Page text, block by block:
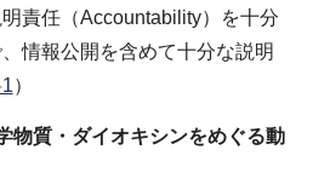
明責任（Accountability）を十分
情報公開を含めて十分な説明
）
質・ダイオキシンをめぐる動